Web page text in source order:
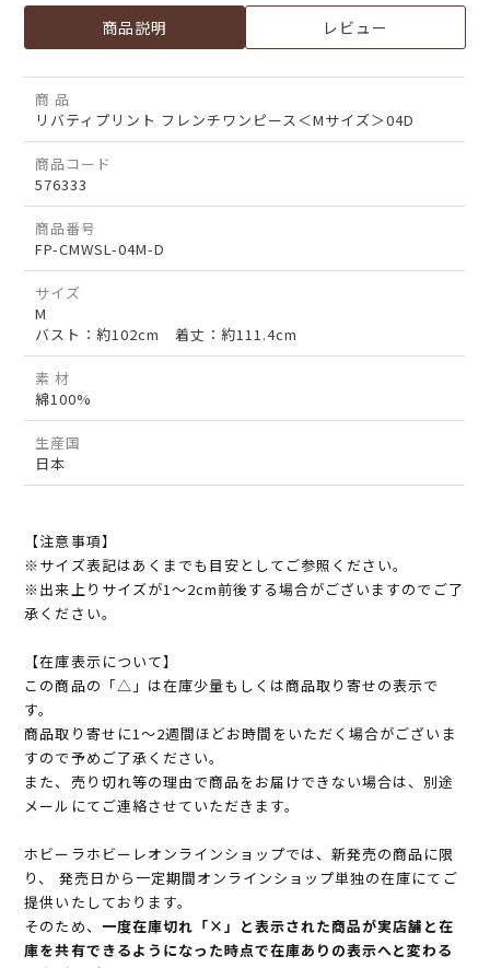
商品説明 レビュー
商 品
リバティプリント フレンチワンピース＜Mサイズ＞04D
商品コード
576333
商品番号
FP-CMWSL-04M-D
サイズ
M
バスト：約102cm 着丈：約111.4cm
素 材
綿100%
生産国
日本
【注意事項】
※サイズ表記はあくまでも目安としてご参照ください。
※出来上りサイズが1～2cm前後する場合がございますのでご了
承ください。
【在庫表示について】
この商品の「△」は在庫少量もしくは商品取り寄せの表示で
す。
商品取り寄せに1～2週間ほどお時間をいただく場合がございま
すので予めご了承ください。
また、売り切れ等の理由で商品をお届けできない場合は、別途
メールにてご連絡させていただきます。
ホビーラホビーレオンラインショップでは、新発売の商品に限
り、 発売日から一定期間オンラインショップ単独の在庫にてご
提供いたしております。
そのため、 一度在庫切れ「×」と表示された商品が実店舗と在
庫を共有できるようになった時点で在庫ありの表示へと変わる